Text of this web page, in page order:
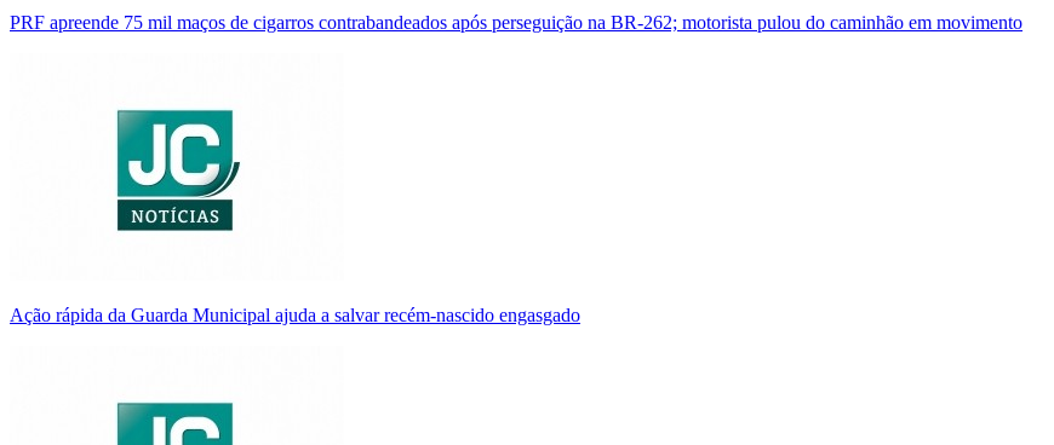
PRF apreende 75 mil maços de cigarros contrabandeados após perseguição na BR-262; motorista pulou do caminhão em movimento
Ação rápida da Guarda Municipal ajuda a salvar recém-nascido engasgado